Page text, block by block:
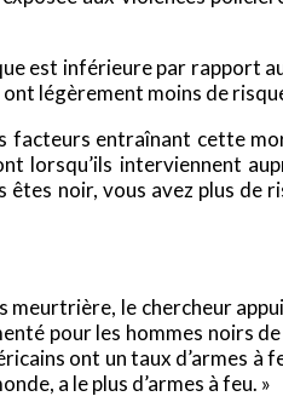
est inférieure par rapport
légèrement moins de
facteurs entraînant cette
interviennent
noir, vous avez plus de
le chercheur
pour les hommes noirs
ont un taux d’armes à
a le plus d’armes à feu. »